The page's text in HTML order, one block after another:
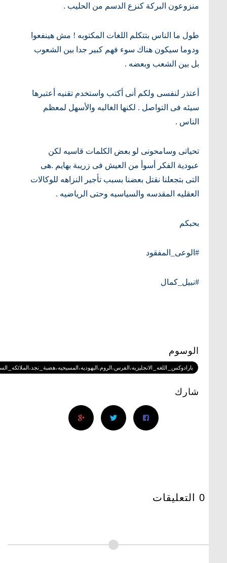
منزوعون البركة كنزع الدسم من الحليب .
طول ما الناس بتتكلم اللغات المكتوبه ! مش هينفعوا
ودوما سيكون هناك سوء فهم كبير جدا بين الشعوب
بل بين الشعب وبعضه .
أعتذر لنفسى ولكم أنى أكتب واستخدم تقنيه أعتبرها
سيئه فى التواصل . لكنها الغالبه والأسهل لمعظم
الناس .
تحياتى وسامحونى لو بعض الكلمات قاسيه لكن
عبودية الفكر أسوأ من العيش فى زريبة بهايم .هى
التى بتجعلنا نقتل بعضنا بسبب تأجير النزاهه للوكالات
العقليه المقدسه والسياسيه وحتى الرياضيه .
بحبكم
#الوعى_المفقود
#نبيل_كمال
الوسوم
بارادوكس_اللغه_الانجليزيه،الفرس،الروم،اليهوديه،المسيحيه،هضبة_نجد،الملائكه_الساقطه
شارك